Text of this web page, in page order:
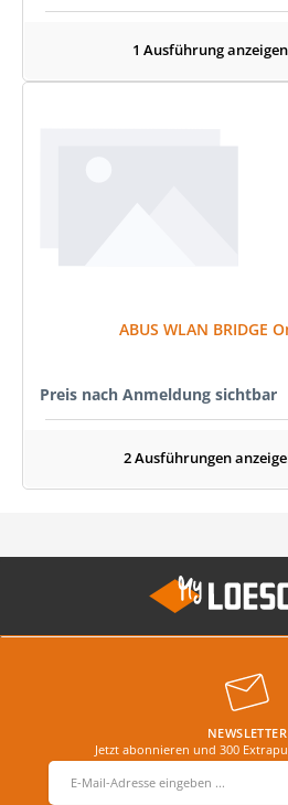
1 Ausführung anzeigen
ABUS WLAN BRIDGE
Preis nach Anmeldung sichtbar
2 Ausführungen
NEWSLETTER
Jetzt abonnieren und 300
E-Mail-Adresse